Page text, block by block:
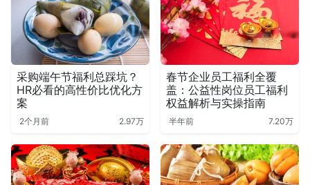
采购端午节福利总踩坑？
HR必看的高性价比优化方
案
2个月前 2.97万
春节企业员工福利全覆
盖：公益性岗位员工福利
权益解析与实操指南
半年前 7.20万